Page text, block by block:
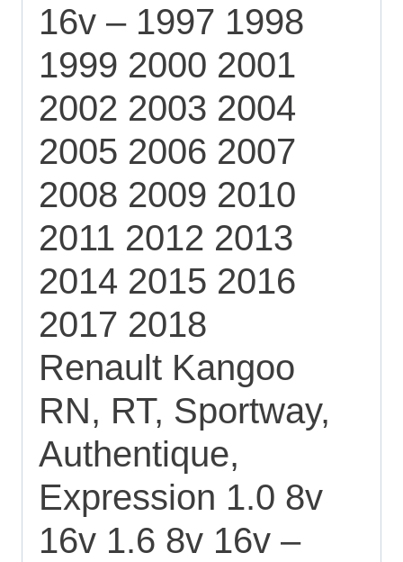
16v – 1997 1998
1999 2000 2001
2002 2003 2004
2005 2006 2007
2008 2009 2010
2011 2012 2013
2014 2015 2016
2017 2018
Renault Kangoo
RN, RT, Sportway,
Authentique,
Expression 1.0 8v
16v 1.6 8v 16v –